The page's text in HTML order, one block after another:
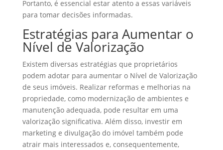
Portanto, é essencial estar atento a essas variáveis
para tomar decisões informadas.
Estratégias para Aumentar o
Nível de Valorização
Existem diversas estratégias que proprietários
podem adotar para aumentar o Nível de Valorização
de seus imóveis. Realizar reformas e melhorias na
propriedade, como modernização de ambientes e
manutenção adequada, pode resultar em uma
valorização significativa. Além disso, investir em
marketing e divulgação do imóvel também pode
atrair mais interessados e, consequentemente,